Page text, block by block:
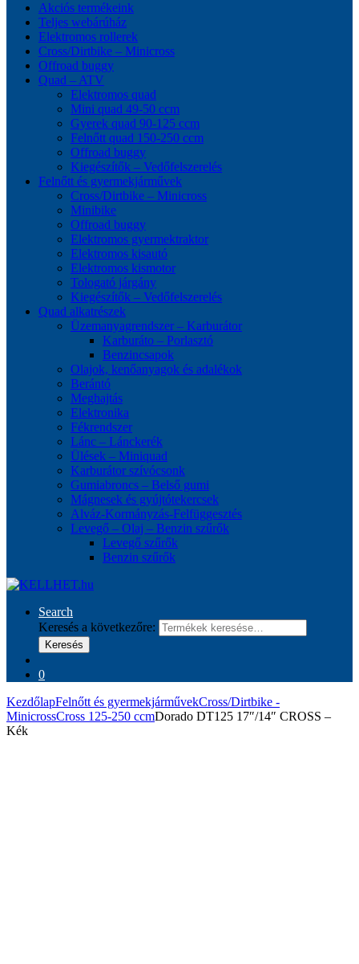
Akciós termékeink
Teljes webárúház
Elektromos rollerek
Cross/Dirtbike – Minicross
Offroad buggy
Quad – ATV
Elektromos quad
Mini quad 49-50 ccm
Gyerek quad 90-125 ccm
Felnőtt quad 150-250 ccm
Offroad buggy
Kiegészítők – Vedőfelszerelés
Felnőtt és gyermekjárművek
Cross/Dirtbike – Minicross
Minibike
Offroad buggy
Elektromos gyermektraktor
Elektromos kisautó
Elektromos kismotor
Tologató járgány
Kiegészítők – Vedőfelszerelés
Quad alkatrészek
Üzemanyagrendszer – Karburátor
Karburáto – Porlasztó
Benzincsapok
Olajok, kenőanyagok és adalékok
Berántó
Meghajtás
Elektronika
Fékrendszer
Lánc – Lánckerék
Ülések – Miniquad
Karburátor szívócsonk
Gumiabroncs – Belső gumi
Mágnesek és gyújtótekercsek
Alváz-Kormányzás-Felfüggesztés
Levegő – Olaj – Benzin szűrők
Levegő szűrők
Benzin szűrők
Search
Keresés a következőre:
Keresés
0
KezdőlapFelnőtt és gyermekjárművekCross/Dirtbike -
MinicrossCross 125-250 ccmDorado DT125 17″/14″ CROSS –
Kék